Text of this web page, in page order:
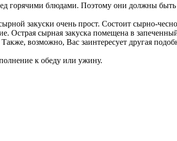
блюдами. Поэтому они должны быть
закуски очень прост. Состоит сырно-
Острая сырная закуска помещена в
возможно, Вас заинтересует другая
к обеду или ужину.